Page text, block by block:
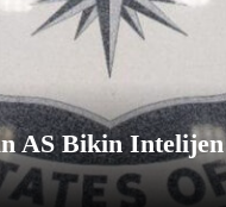
AS Bikin